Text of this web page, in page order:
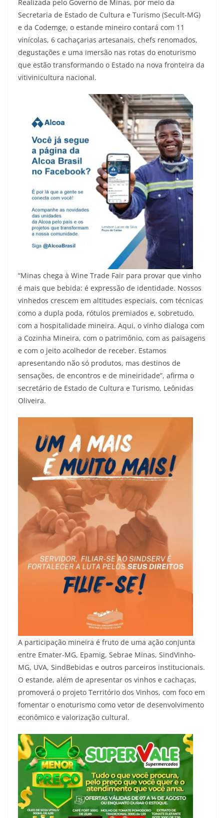
Realizada pelo Governo de Minas, por meio da
Secretaria de Estado de Cultura e Turismo (Secult-MG)
e da Codemge, o estande mineiro contará com 11
vinícolas, 6 cachaçarias artesanais, chefs renomados,
degustações e uma imersão nas rotas do enoturismo
que estão transformando o Estado na nova fronteira da
vitivinicultura nacional.
“Minas chega à Wine Trade Fair para provar que vinho
é mais que bebida: é expressão de identidade. Nossos
vinhedos crescem em altitudes especiais, com técnicas
como a dupla poda, rótulos premiados e, sobretudo,
com a hospitalidade mineira. Aqui, o vinho dialoga com
a Cozinha Mineira, com o patrimônio, com as paisagens
e com o jeito acolhedor de receber. Estamos
apresentando não só produtos, mas destinos de
sensações, de encontros e de mineiridade”, afirma o
secretário de Estado de Cultura e Turismo, Leônidas
Oliveira.
A participação mineira é fruto de uma ação conjunta
entre Emater-MG, Epamig, Sebrae Minas, SindVinho-
MG, UVA, SindBebidas e outros parceiros institucionais.
O estande, além de apresentar os vinhos e cachaças,
promoverá o projeto Território dos Vinhos, com foco em
fomentar o enoturismo como vetor de desenvolvimento
econômico e valorização cultural.